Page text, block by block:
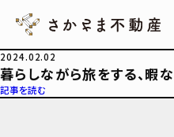
2024.02.02
暮らしながら旅をする、暇
記事を読む